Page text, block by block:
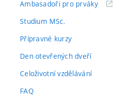
Ambasadoři pro prváky(externí
Studium MSc.
Přípravné kurzy
Den otevřených dveří
Celoživotní vzdělávání
FAQ